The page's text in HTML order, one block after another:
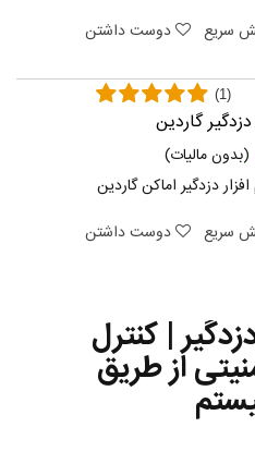
سریع
دوست داشتن
دزدگیر گاردین
(بدون مالیات)
(1)
افزار دزدگیر اماکن گاردین
سریع
دوست داشتن
| کنترل
از طریق